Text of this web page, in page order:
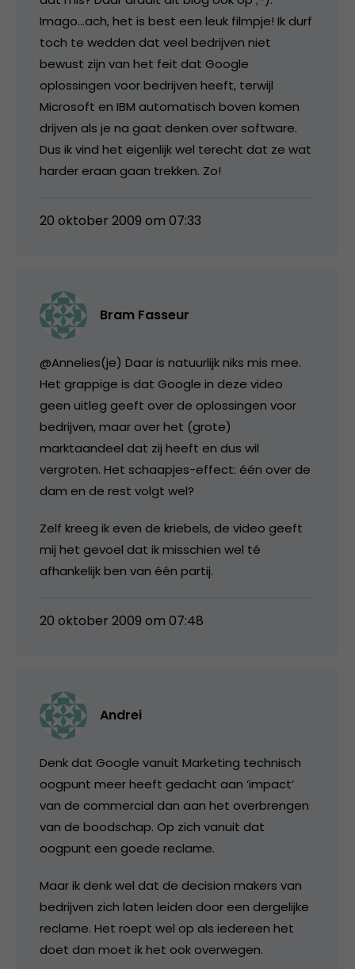
Imago…ach, het is best een leuk filmpje! Ik durf
toch te wedden dat veel bedrijven niet
bewust zijn van het feit dat Google
oplossingen voor bedrijven heeft, terwijl
Microsoft en IBM automatisch boven komen
drijven als je na gaat denken over software.
Dus ik vind het eigenlijk wel terecht dat ze wat
harder eraan gaan trekken. Zo!
20 oktober 2009 om 07:33
Bram Fasseur
@Annelies(je) Daar is natuurlijk niks mis mee.
Het grappige is dat Google in deze video
geen uitleg geeft over de oplossingen voor
bedrijven, maar over het (grote)
marktaandeel dat zij heeft en dus wil
vergroten. Het schaapjes-effect: één over de
dam en de rest volgt wel?
Zelf kreeg ik even de kriebels, de video geeft
mij het gevoel dat ik misschien wel té
afhankelijk ben van één partij.
20 oktober 2009 om 07:48
Andrei
Denk dat Google vanuit Marketing technisch
oogpunt meer heeft gedacht aan ‘impact’
van de commercial dan aan het overbrengen
van de boodschap. Op zich vanuit dat
oogpunt een goede reclame.
Maar ik denk wel dat de decision makers van
bedrijven zich laten leiden door een dergelijke
reclame. Het roept wel op als iedereen het
doet dan moet ik het ook overwegen.